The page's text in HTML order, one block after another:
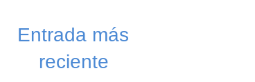
Entrada más
reciente